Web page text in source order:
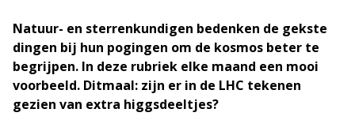
Natuur- en sterrenkundigen bedenken de gekste
dingen bij hun pogingen om de kosmos beter te
begrijpen. In deze rubriek elke maand een mooi
voorbeeld. Ditmaal: zijn er in de LHC tekenen
gezien van extra higgsdeeltjes?